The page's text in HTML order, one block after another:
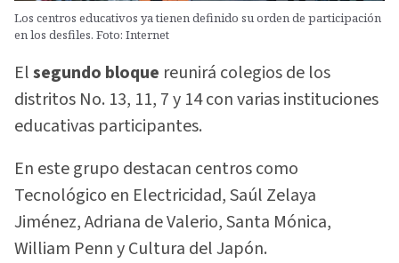
Los centros educativos ya tienen definido su orden de participación
en los desfiles. Foto: Internet
Elsegundo bloque reunirá colegios de los
distritos No. 13, 11, 7 y 14 con varias instituciones
educativas participantes.
En este grupo destacan centros como
Tecnológico en Electricidad, Saúl Zelaya
Jiménez, Adriana de Valerio, Santa Mónica,
William Penn y Cultura del Japón.